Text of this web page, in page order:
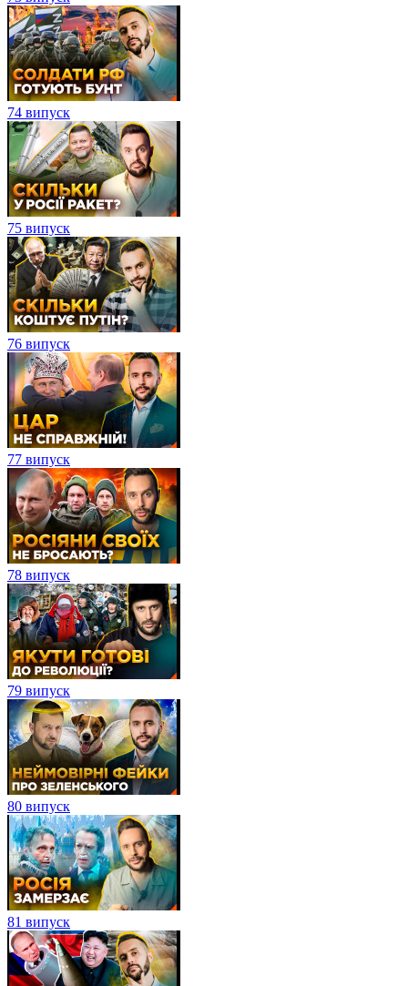
74 випуск
75 випуск
76 випуск
77 випуск
78 випуск
79 випуск
80 випуск
81 випуск